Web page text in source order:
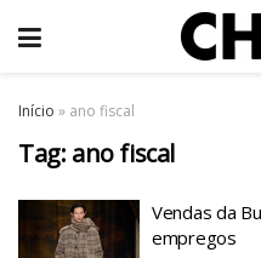
Início » ano fiscal
Tag: ano fiscal
Vendas da
empregos